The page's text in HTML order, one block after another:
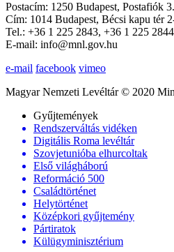
Postacím: 1250 Budapest, Postafiók 3.
Cím: 1014 Budapest, Bécsi kapu tér
Tel.: +36 1 225 2843, +36 1 225 2844
E-mail: info@mnl.gov.hu
e-mail facebook vimeo
Magyar Nemzeti Levéltár © 2020
Gyűjtemények
Rendszerváltás vidéken
Digitális Roma levéltár
Szovjetunióba elhurcoltak
Első világháború
Reformáció 500
Családtörténet
Helytörténet
Középkori gyűjtemény
Pártiratok
Külügyminisztérium